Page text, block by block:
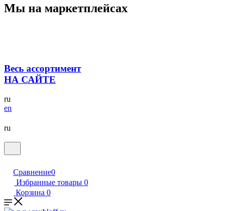
Мы на маркетплейсах
Весь ассортимент
НА САЙТЕ
ru
en
ru
Сравнение0
Избранные товары 0
Корзина 0